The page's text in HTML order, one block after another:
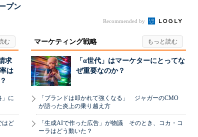
プン
Recommended by
求
は
」に
はど
マーケティング戦略
「α世代」はマーケターにとってな
ぜ重要なのか？
「ブランドは叩かれて強くなる」 ジャガーのCMO
が語った炎上の乗り越え方
「生成AIで作った広告」が物議 そのとき、コカ・コ
ーラはどう動いた？